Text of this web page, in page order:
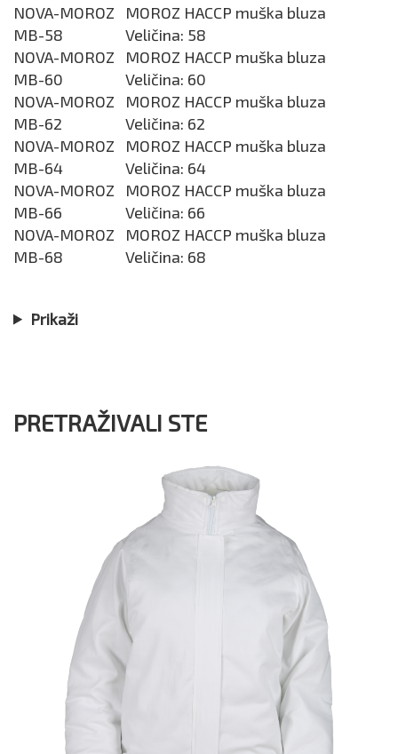
NOVA-MOROZ
MB-58
MOROZ HACCP muška bluza
Veličina: 58
NOVA-MOROZ
MB-60
MOROZ HACCP muška bluza
Veličina: 60
NOVA-MOROZ
MB-62
MOROZ HACCP muška bluza
Veličina: 62
NOVA-MOROZ
MB-64
MOROZ HACCP muška bluza
Veličina: 64
NOVA-MOROZ
MB-66
MOROZ HACCP muška bluza
Veličina: 66
NOVA-MOROZ
MB-68
MOROZ HACCP muška bluza
Veličina: 68
Prikaži
PRETRAŽIVALI STE